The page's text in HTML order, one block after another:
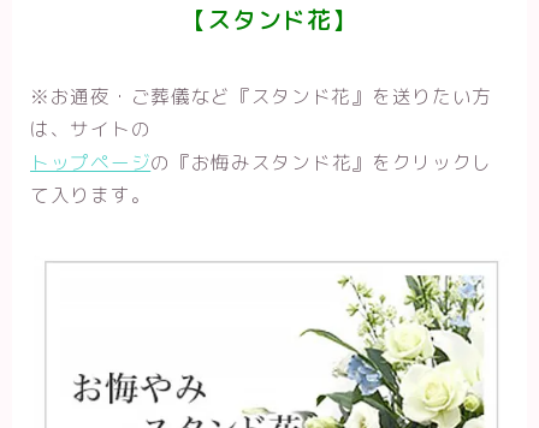
【スタンド花】
※お通夜・ご葬儀など『スタンド花』を送りたい方
は、サイトの
トップページの『お悔みスタンド花』をクリックし
て入ります。